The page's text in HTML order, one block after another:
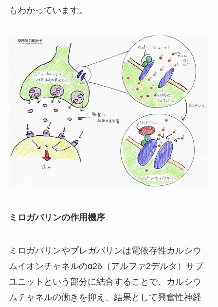
もわかっています。
ミロガバリンの作用機序
ミロガバリンやプレガバリンは電依存性カルシウ
ムイオンチャネルのα2δ（アルファ2デルタ）サブ
ユニットという部分に結合することで、カルシウ
ムチャネルの働きを抑え、結果として興奮性神経